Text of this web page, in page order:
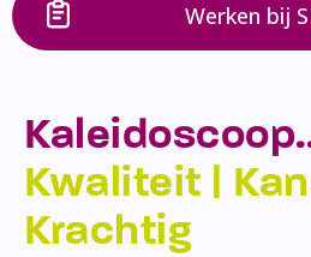
Werken bij
Kwaliteit |
Krachtig